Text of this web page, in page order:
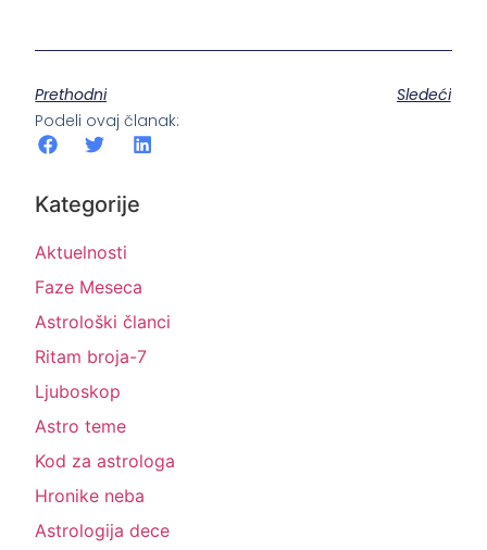
Prethodni
Sledeći
Podeli ovaj članak:
Kategorije
Aktuelnosti
Faze Meseca
Astrološki članci
Ritam broja-7
Ljuboskop
Astro teme
Kod za astrologa
Hronike neba
Astrologija dece